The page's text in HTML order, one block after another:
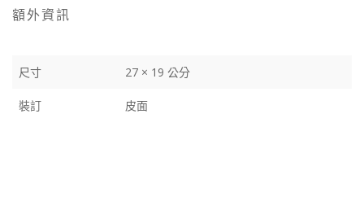
額外資訊
尺寸 27 × 19 公分
裝訂 皮面